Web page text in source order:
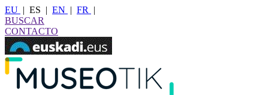
EU | ES | EN | FR
|
BUSCAR
CONTACTO